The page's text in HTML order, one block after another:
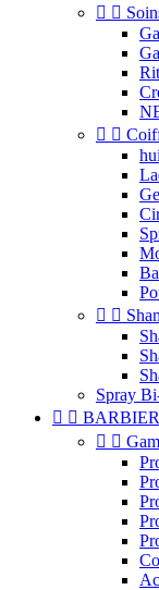
 
 
 
Spray
  BARBIER
 